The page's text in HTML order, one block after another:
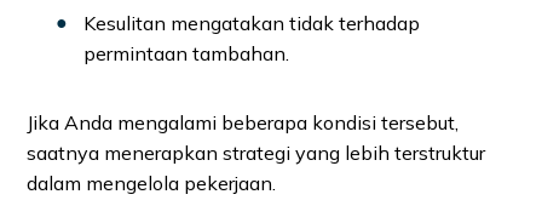
Kesulitan mengatakan tidak terhadap
permintaan tambahan.
Jika Anda mengalami beberapa kondisi tersebut,
saatnya menerapkan strategi yang lebih terstruktur
dalam mengelola pekerjaan.